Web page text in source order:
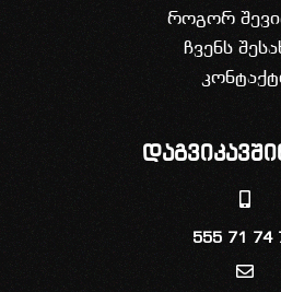
როგორ
ჩვენს
555 71 74